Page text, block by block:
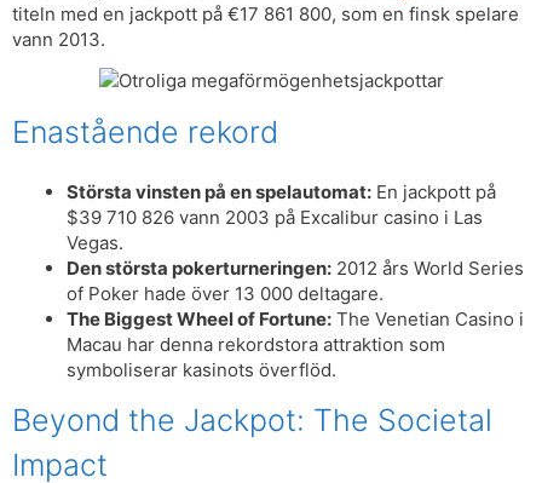
titeln med en jackpott på €17 861 800, som en finsk spelare
vann 2013.
Enastående rekord
Största vinsten på en spelautomat: En jackpott på
$39 710 826 vann 2003 på Excalibur casino i Las
Vegas.
Den största pokerturneringen: 2012 års World Series
of Poker hade över 13 000 deltagare.
The Biggest Wheel of Fortune: The Venetian Casino i
Macau har denna rekordstora attraktion som
symboliserar kasinots överflöd.
Beyond the Jackpot: The Societal
Impact